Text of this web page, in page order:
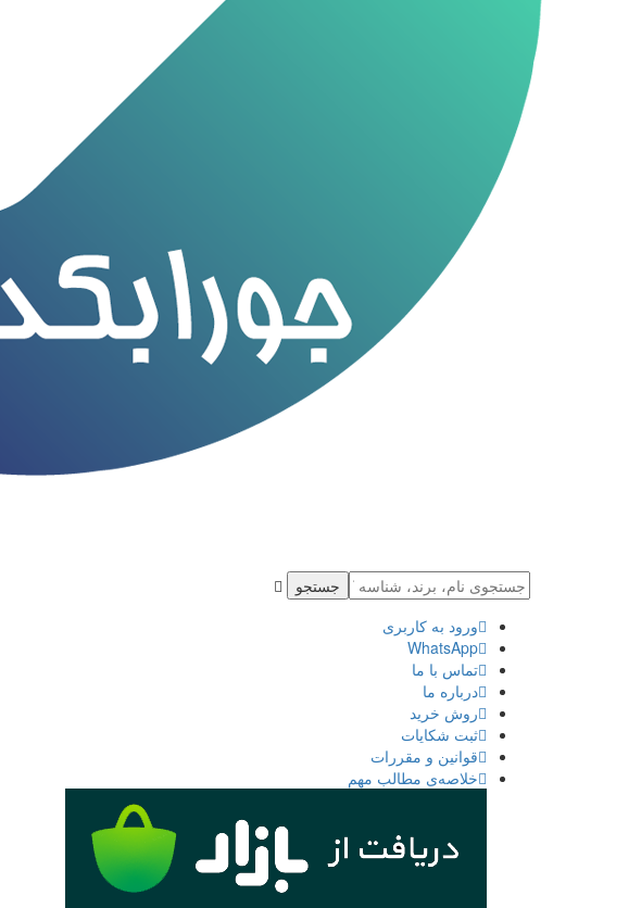
جستجو
ورود به كاربری
WhatsApp
تماس با ما
درباره ما
روش خرید
ثبت شكايات
قوانین و مقررات
خلاصه‌ی مطالب مهم